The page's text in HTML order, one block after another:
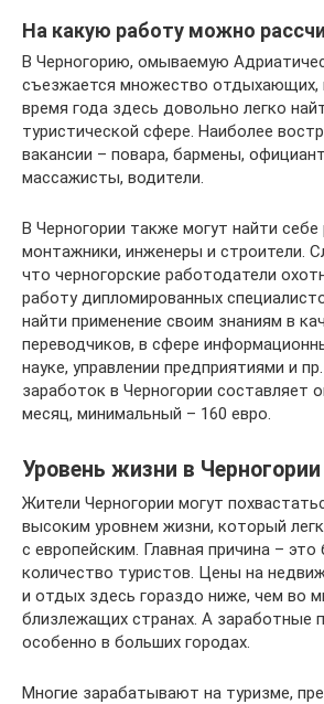
На какую работу можно
В Черногорию, омываемую
съезжается множество отдыхающих,
время года здесь довольно легко
туристической сфере. Наиболее
вакансии – повара, бармены,
массажисты, водители.
В Черногории также могут найти себе
монтажники, инженеры и строители.
что черногорские работодатели
работу дипломированных
найти применение своим знаниям в
переводчиков, в сфере
науке, управлении предприятиями и
заработок в Черногории составляет
месяц, минимальный – 160 евро.
Уровень жизни в Черногории
Жители Черногории могут
высоким уровнем жизни, который
с европейским. Главная причина –
количество туристов. Цены на
и отдых здесь гораздо ниже, чем во
близлежащих странах. А заработные
особенно в больших городах.
Многие зарабатывают на туризме,